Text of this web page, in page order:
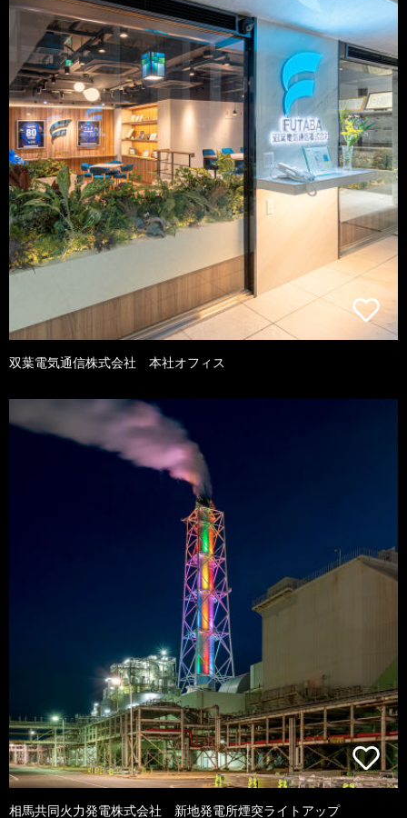
双葉電気通信株式会社 本社オフィス
相馬共同火力発電株式会社 新地発電所煙突ライトアップ